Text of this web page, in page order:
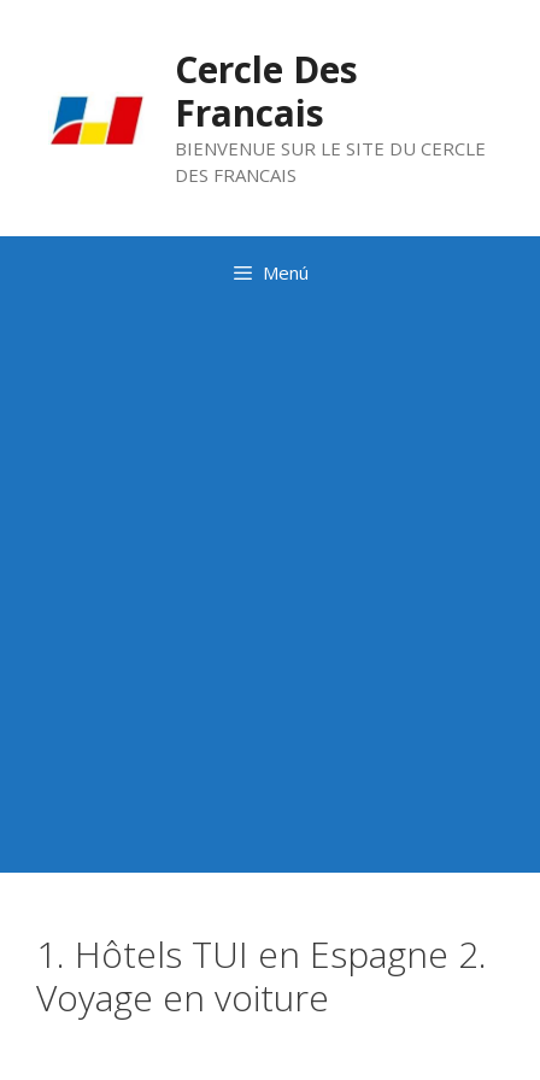
Cercle Des
Francais
BIENVENUE SUR LE SITE DU CERCLE
DES FRANCAIS
Menú
1. Hôtels TUI en Espagne 2.
Voyage en voiture